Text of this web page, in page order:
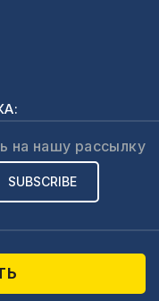
на нашу рассылку